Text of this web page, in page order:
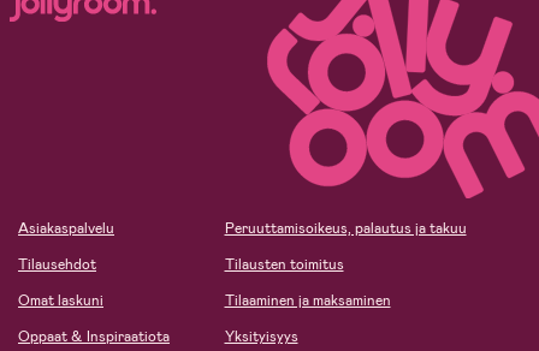
Asiakaspalvelu
Tilausehdot
Omat laskuni
Oppaat & Inspiraatiota
Peruuttamisoikeus, palautus ja takuu
Tilausten toimitus
Tilaaminen ja maksaminen
Yksityisyys